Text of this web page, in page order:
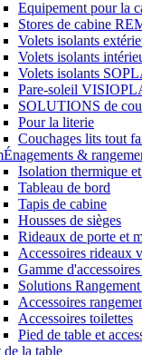
Equipement pour la
Stores de cabine
Volets isolants
Volets isolants
Volets isolants
Pare-soleil
SOLUTIONS de
Pour la literie
Couchages lits tout
&
Isolation thermique
Tableau de bord
Tapis de cabine
Housses de sièges
Rideaux de porte et
Accessoires rideaux
Gamme
Solutions
Accessoires
Accessoires toilettes
Pied de table et
de la table